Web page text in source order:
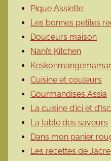
Pique Assiette
Les bonnes petites
Douceurs maison
Nani’s Kitchen
Cuisine et couleurs
Gourmandises Assia
La cuisine d’ici et
La table des saveurs
Dans mon panier
Les recettes de Jacre